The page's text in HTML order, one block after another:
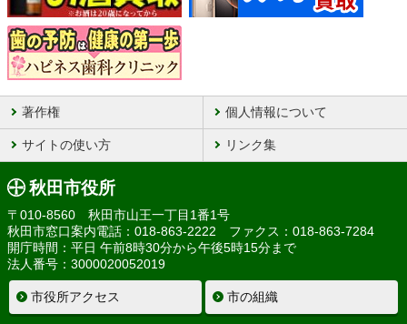
著作権 個人情報について
サイトの使い方 リンク集
秋田市役所
〒010-8560 秋田市山王一丁目1番1号
秋田市窓口案内電話：018-863-2222 ファクス：018-863-7284
開庁時間：平日 午前8時30分から午後5時15分まで
法人番号：3000020052019
市役所アクセス 市の組織